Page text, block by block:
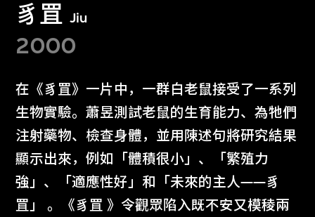
豸罝 Jiu
2000
在《豸罝》一片中，一群白老鼠接受了一系列
生物實驗。蕭昱測試老鼠的生育能力、為牠們
注射藥物、檢查身體，並用陳述句將研究結果
顯示出來，例如「體積很小」、「繁殖力
強」、「適應性好」和「未來的主人——豸
罝」 。《豸罝 》令觀眾陷入既不安又模稜兩